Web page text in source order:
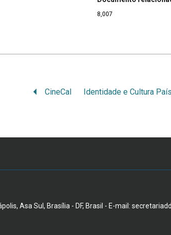
8,007
CineCal
Asa Sul, Brasília - DF, Brasil - E-mail: